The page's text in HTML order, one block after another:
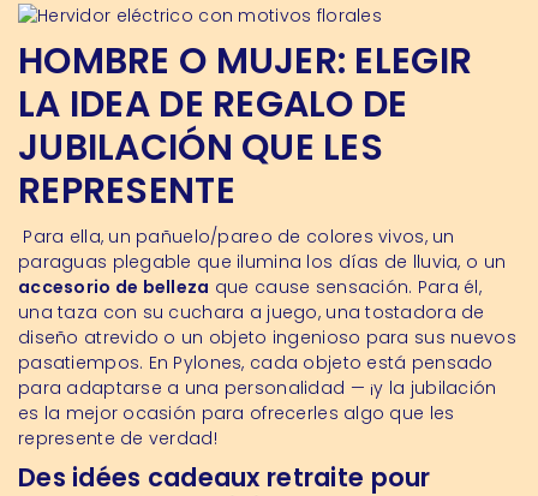
HOMBRE O MUJER: ELEGIR
LA IDEA DE REGALO DE
JUBILACIÓN QUE LES
REPRESENTE
Para ella, un pañuelo/pareo de colores vivos, un
paraguas plegable que ilumina los días de lluvia, o un
accesorio de belleza que cause sensación. Para él,
una taza con su cuchara a juego, una tostadora de
diseño atrevido o un objeto ingenioso para sus nuevos
pasatiempos. En Pylones, cada objeto está pensado
para adaptarse a una personalidad — ¡y la jubilación
es la mejor ocasión para ofrecerles algo que les
represente de verdad!
Des idées cadeaux retraite pour